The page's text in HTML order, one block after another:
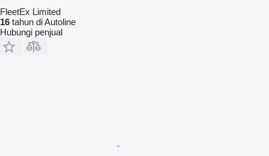
FleetEx Limited
16 tahun di Autoline
Hubungi penjual